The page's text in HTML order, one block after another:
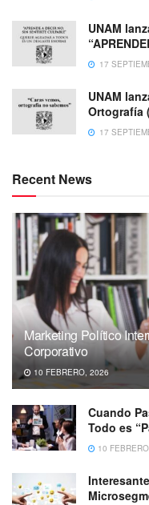
UNAM
17
UNAM
Ortografía
17
Recent News
Marketing Político
Corporativo
10 FEBRERO, 2026
Cuando
Todo es
10